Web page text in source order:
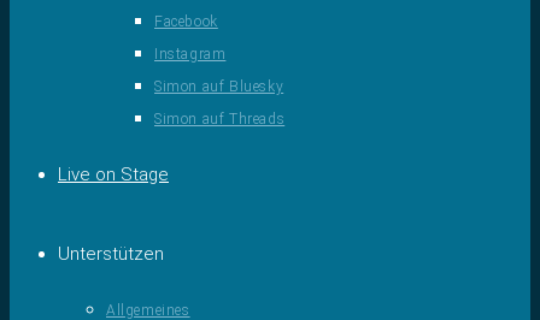
Facebook
Instagram
Simon auf Bluesky
Simon auf Threads
Live on Stage
Unterstützen
Allgemeines